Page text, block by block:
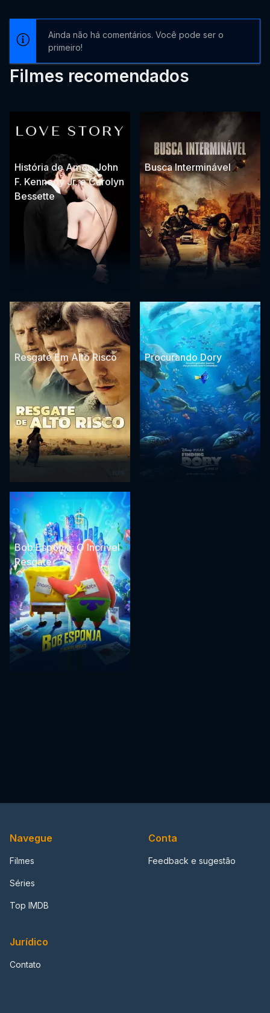
Ainda não há comentários. Você pode ser o
primeiro!
Filmes recomendados
História de Amor: John
F. Kennedy Jr. e Carolyn
Bessette
Busca Interminável
Resgate Em Alto Risco Procurando Dory
Bob Esponja: O Incrível
Resgate
Navegue
Filmes
Séries
Top IMDB
Conta
Feedback e sugestão
Jurídico
Contato